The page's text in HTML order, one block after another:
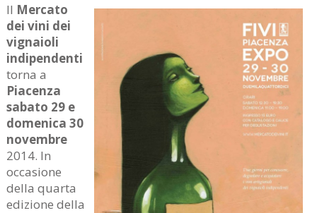
Il Mercato
dei vini dei
vignaioli
indipendenti
torna a
Piacenza
sabato 29 e
domenica 30
novembre
2014. In
occasione
della quarta
edizione della